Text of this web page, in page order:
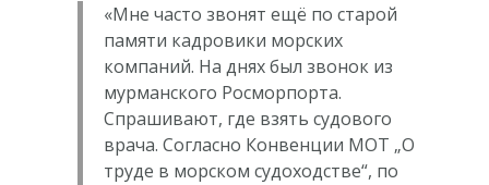
«Мне часто звонят ещё по старой
памяти кадровики морских
компаний. На днях был звонок из
мурманского Росморпорта.
Спрашивают, где взять судового
врача. Согласно Конвенции МОТ „О
труде в морском судоходстве“, по